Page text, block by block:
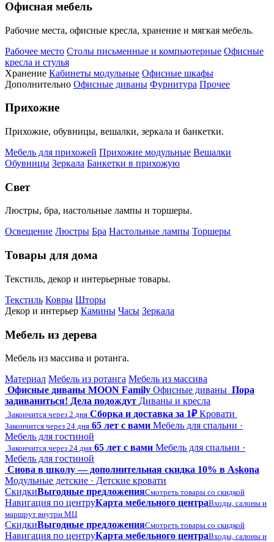
Офисная мебель
Рабочие места, офисные кресла, хранение и мягкая мебель.
Рабочее место Столы письменные и компьютерные Офисные
кресла и стулья
Хранение Кабинеты модульные Офисные шкафы
Дополнительно Офисные диваны Фурнитура Прочее
Прихожие
Прихожие, обувницы, вешалки, зеркала и банкетки.
Мебель для прихожей Прихожие модульные Вешалки
Обувницы Зеркала Банкетки в прихожую
Свет
Люстры, бра, настольные лампы и торшеры.
Освещение Люстры Бра Настольные лампы Торшеры
Товары для дома
Текстиль, декор и интерьерные товары.
Текстиль Ковры Шторы
Декор и интерьер Камины Часы Зеркала
Мебель из дерева
Мебель из массива и ротанга.
Материал Мебель из ротанга Мебель из массива
Офисные диваны MOON Family Офисные диваны Пора
задиваниться! Дела подождут Диваны и кресла
Закончится через 2 дня Сборка и доставка за 1₽ Кровати
Закончится через 24 дня 65 лет с вами Мебель для спальни ·
Мебель для гостиной
Закончится через 24 дня 65 лет с вами Мебель для спальни ·
Мебель для гостиной
Снова в школу — дополнительная скидка 10% в Askona
Модульные детские · Детские кровати
СкидкиВыгодные предложенияСмотреть товары со скидкой
Навигация по центруКарта мебельного центраВходы, салоны и
маршрут внутри МЦ
СкидкиВыгодные предложенияСмотреть товары со скидкой
Навигация по центруКарта мебельного центраВходы, салоны и